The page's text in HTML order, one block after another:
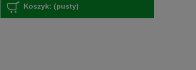
Koszyk: (pusty)